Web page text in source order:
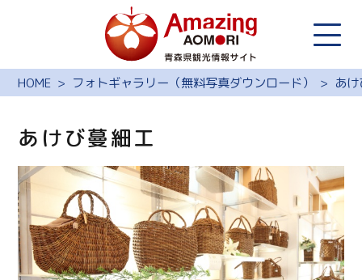
HOME フォトギャラリー（無料写真ダウンロード） あ
あけび蔓細工